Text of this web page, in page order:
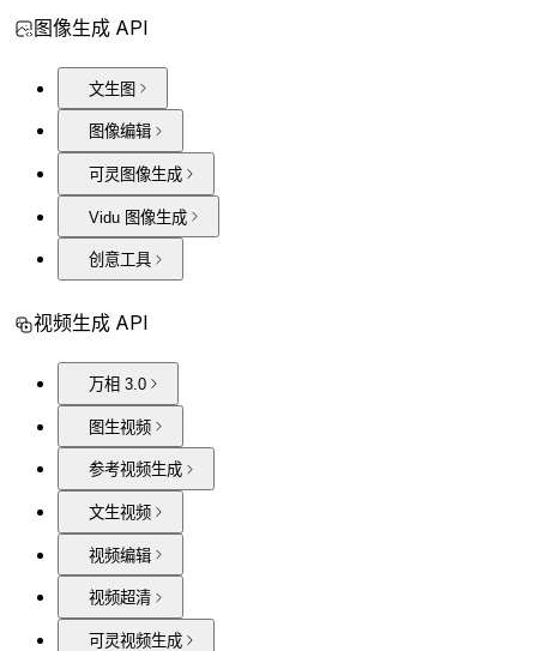
图像生成 API
文生图
图像编辑
可灵图像生成
Vidu 图像生成
创意工具
视频生成 API
万相 3.0
图生视频
参考视频生成
文生视频
视频编辑
视频超清
可灵视频生成